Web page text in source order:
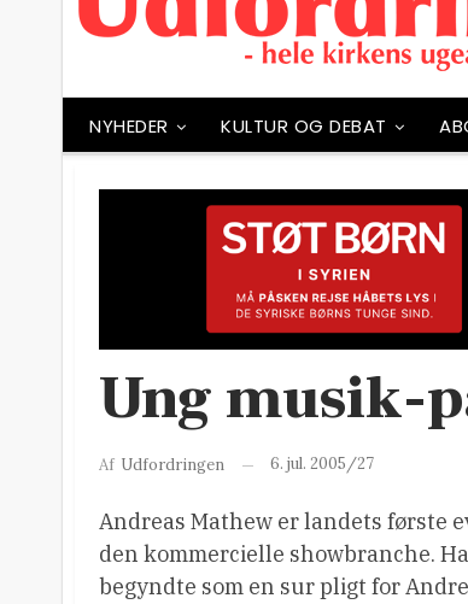
NYHEDER KULTUR OG DEBAT
Ung musik-
Af Udfordringen 6. jul. 2005/27
Andreas Mathew er landets første
den kommercielle showbranche.
begyndte som en sur pligt for